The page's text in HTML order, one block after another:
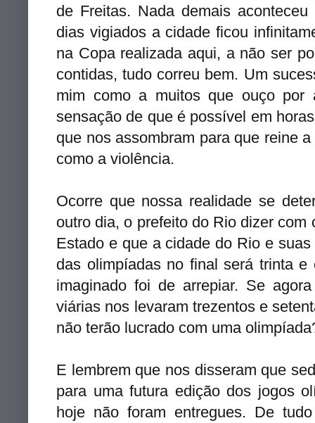
de Freitas. Nada demais
dias vigiados a cidade ficou
na Copa realizada aqui, a não ser
contidas, tudo correu bem. Um
mim como a muitos que ouço
sensação de que é possível em
que nos assombram para que reine
como a violência.
Ocorre que nossa realidade se
outro dia, o prefeito do Rio dizer
Estado e que a cidade do Rio e
das olimpíadas no final será trinta
imaginado foi de arrepiar. Se
viárias nos levaram trezentos e
não terão lucrado com uma
E lembrem que nos disseram que
para uma futura edição dos jogos
hoje não foram entregues. De